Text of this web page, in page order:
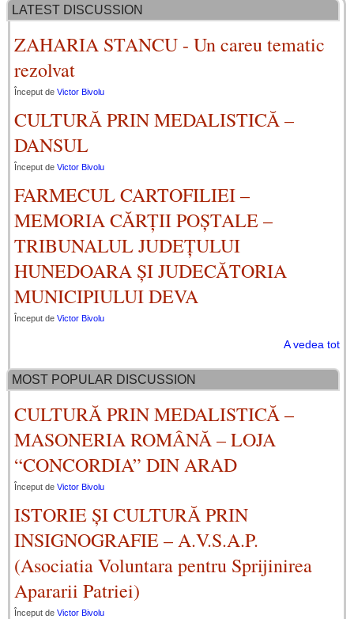
FLORIN
Stratulat
LATEST DISCUSSION
ZAHARIA STANCU - Un careu tematic
rezolvat
Început de Victor Bivolu
CULTURĂ PRIN MEDALISTICĂ –
DANSUL
Început de Victor Bivolu
FARMECUL CARTOFILIEI –
MEMORIA CĂRȚII POȘTALE –
TRIBUNALUL JUDEȚULUI
HUNEDOARA ȘI JUDECĂTORIA
MUNICIPIULUI DEVA
Început de Victor Bivolu
A vedea tot
MOST POPULAR DISCUSSION
CULTURĂ PRIN MEDALISTICĂ –
MASONERIA ROMÂNĂ – LOJA
“CONCORDIA” DIN ARAD
Început de Victor Bivolu
ISTORIE ȘI CULTURĂ PRIN
INSIGNOGRAFIE – A.V.S.A.P.
(Asociatia Voluntara pentru Sprijinirea
Apararii Patriei)
Început de Victor Bivolu